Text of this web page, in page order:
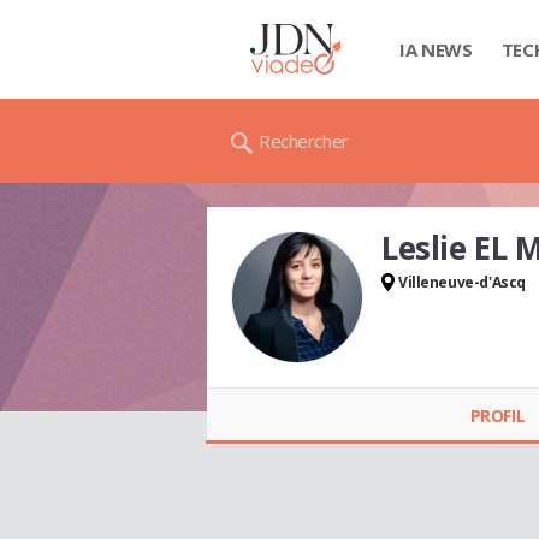
IA NEWS
Rechercher
Leslie EL MANSOURI
Leslie EL
Villeneuve-d'Ascq
PROFIL